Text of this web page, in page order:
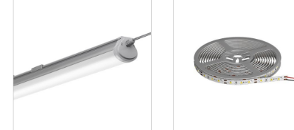
sağlamak amacıyla kullanılabilir. Soğuk beyaz
uzun ömürlü ve dayanıklı bir aydınlatma çözümü
sağlar. Uzun kullanım ömrü (20.000 saat) sayesinde